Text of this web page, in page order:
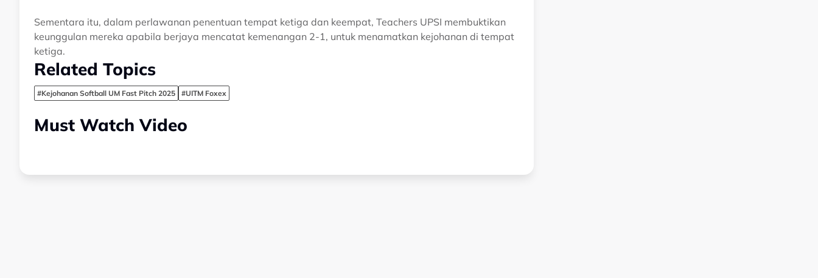
Sementara itu, dalam perlawanan penentuan tempat ketiga dan keempat, Teachers UPSI membuktikan
keunggulan mereka apabila berjaya mencatat kemenangan 2-1, untuk menamatkan kejohanan di tempat
ketiga.
Related Topics
#Kejohanan Softball UM Fast Pitch 2025 #UITM Foxex
Must Watch Video